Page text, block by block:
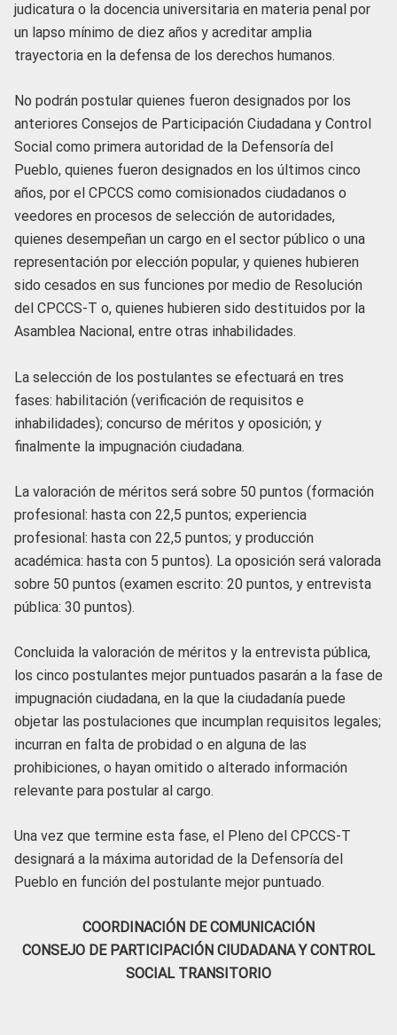
judicatura o la docencia universitaria en materia penal por
un lapso mínimo de diez años y acreditar amplia
trayectoria en la defensa de los derechos humanos.
No podrán postular quienes fueron designados por los
anteriores Consejos de Participación Ciudadana y Control
Social como primera autoridad de la Defensoría del
Pueblo, quienes fueron designados en los últimos cinco
años, por el CPCCS como comisionados ciudadanos o
veedores en procesos de selección de autoridades,
quienes desempeñan un cargo en el sector público o una
representación por elección popular, y quienes hubieren
sido cesados en sus funciones por medio de Resolución
del CPCCS-T o, quienes hubieren sido destituidos por la
Asamblea Nacional, entre otras inhabilidades.
La selección de los postulantes se efectuará en tres
fases: habilitación (verificación de requisitos e
inhabilidades); concurso de méritos y oposición; y
finalmente la impugnación ciudadana.
La valoración de méritos será sobre 50 puntos (formación
profesional: hasta con 22,5 puntos; experiencia
profesional: hasta con 22,5 puntos; y producción
académica: hasta con 5 puntos). La oposición será valorada
sobre 50 puntos (examen escrito: 20 puntos, y entrevista
pública: 30 puntos).
Concluida la valoración de méritos y la entrevista pública,
los cinco postulantes mejor puntuados pasarán a la fase de
impugnación ciudadana, en la que la ciudadanía puede
objetar las postulaciones que incumplan requisitos legales;
incurran en falta de probidad o en alguna de las
prohibiciones, o hayan omitido o alterado información
relevante para postular al cargo.
Una vez que termine esta fase, el Pleno del CPCCS-T
designará a la máxima autoridad de la Defensoría del
Pueblo en función del postulante mejor puntuado.
COORDINACIÓN DE COMUNICACIÓN
CONSEJO DE PARTICIPACIÓN CIUDADANA Y CONTROL
SOCIAL TRANSITORIO